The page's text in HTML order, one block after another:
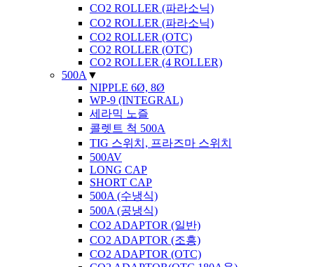
CO2 ROLLER (파라소닉)
CO2 ROLLER (파라소닉)
CO2 ROLLER (OTC)
CO2 ROLLER (OTC)
CO2 ROLLER (4 ROLLER)
500A ▼
NIPPLE 6Ø, 8Ø
WP-9 (INTEGRAL)
세라믹 노즐
콜렛트 척 500A
TIG 스위치, 프라즈마 스위치
500AV
LONG CAP
SHORT CAP
500A (수냉식)
500A (공냉식)
CO2 ADAPTOR (일반)
CO2 ADAPTOR (조흥)
CO2 ADAPTOR (OTC)